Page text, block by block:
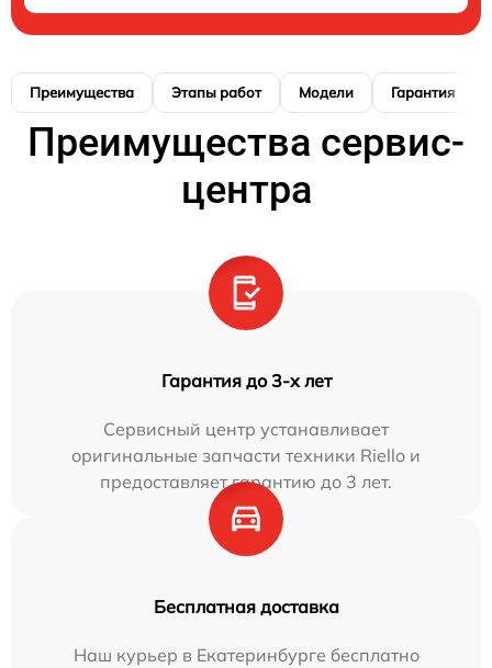
Преимущества Этапы работ Модели Гарантия
Преимущества сервис-
центра
Гарантия до 3-х лет
Сервисный центр устанавливает
оригинальные запчасти техники Riello и
предоставляет гарантию до 3 лет.
Бесплатная доставка
Наш курьер в Екатеринбурге бесплатно